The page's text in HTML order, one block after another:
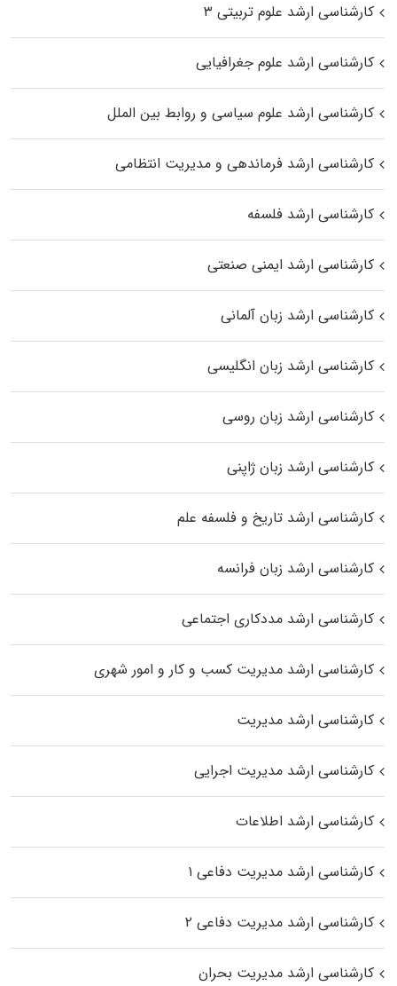
کارشناسی ارشد علوم تربیتی ۳
کارشناسی ارشد علوم جغرافیایی
کارشناسی ارشد علوم سیاسی و روابط بین الملل
کارشناسی ارشد فرماندهی و مدیریت انتظامی
کارشناسی ارشد فلسفه
کارشناسی ارشد ایمنی صنعتی
کارشناسی ارشد زبان آلمانی
کارشناسی ارشد زبان انگلیسی
کارشناسی ارشد زبان روسی
کارشناسی ارشد زبان ژاپنی
کارشناسی ارشد تاریخ و فلسفه علم
کارشناسی ارشد زبان فرانسه
کارشناسی ارشد مددکاری اجتماعی
کارشناسی ارشد مدیریت کسب و کار و امور شهری
کارشناسی ارشد مدیریت
کارشناسی ارشد مدیریت اجرایی
کارشناسی ارشد اطلاعات
کارشناسی ارشد مدیریت دفاعی ۱
کارشناسی ارشد مدیریت دفاعی ۲
کارشناسی ارشد مدیریت بحران